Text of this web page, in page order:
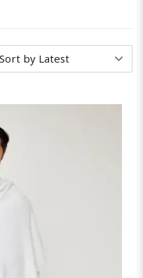
för att öppna
visar alla produkter.